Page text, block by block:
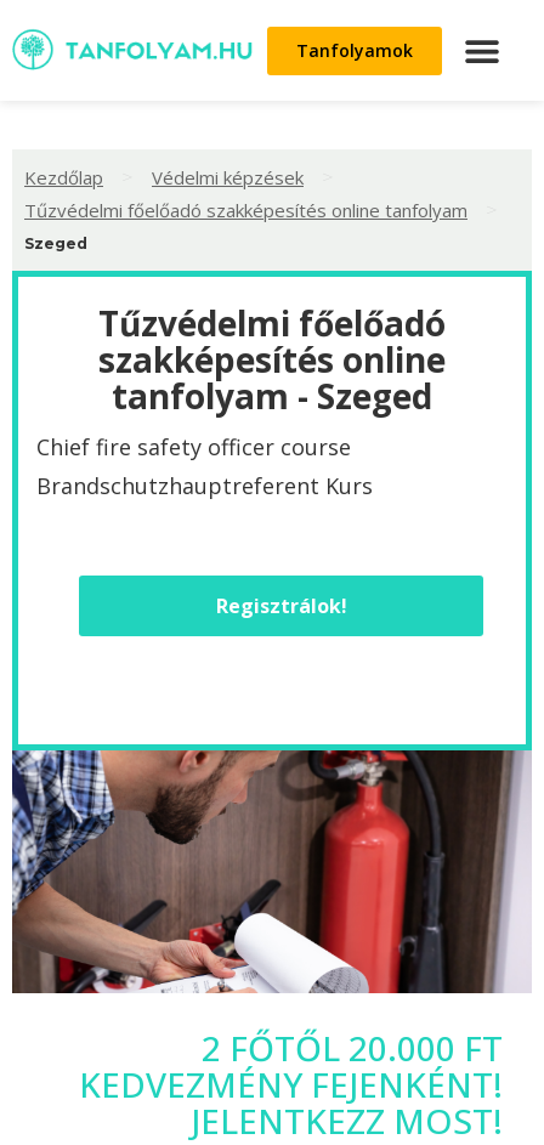
Tanfolyamok
Kezdőlap Védelmi képzések
Tűzvédelmi főelőadó szakképesítés online tanfolyam
Szeged
Tűzvédelmi főelőadó
szakképesítés online
tanfolyam - Szeged
Chief fire safety officer course
‌Brandschutzhauptreferent Kurs
Regisztrálok!
2 FŐTŐL 20.000 FT
KEDVEZMÉNY FEJENKÉNT!
JELENTKEZZ MOST!